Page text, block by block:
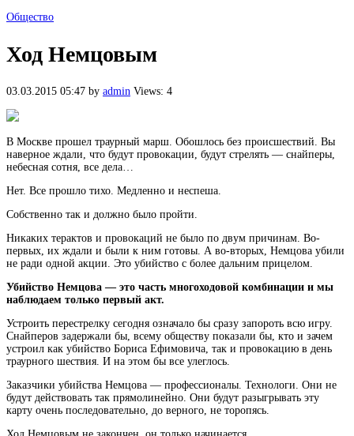
Общество
Ход Немцовым
03.03.2015 05:47 by admin Views: 4
В Москве прошел траурный марш. Обошлось без происшествий. Вы
наверное ждали, что будут провокации, будут стрелять — снайперы,
небесная сотня, все дела…
Нет. Все прошло тихо. Медленно и неспеша.
Собственно так и должно было пройти.
Никаких терактов и провокаций не было по двум причинам. Во-
первых, их ждали и были к ним готовы. А во-вторых, Немцова убили
не ради одной акции. Это убийство с более дальним прицелом.
Убийство Немцова — это часть многоходовой комбинации и мы
наблюдаем только первый акт.
Устроить перестрелку сегодня означало бы сразу запороть всю игру.
Снайперов задержали бы, всему обществу показали бы, кто и зачем
устроил как убийство Бориса Ефимовича, так и провокацию в день
траурного шествия. И на этом бы все улеглось.
Заказчики убийства Немцова — профессионалы. Технологи. Они не
будут действовать так прямолинейно. Они будут разыгрывать эту
карту очень последовательно, до верного, не торопясь.